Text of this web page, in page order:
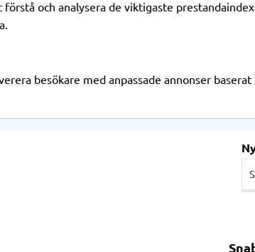
förstå och analysera de viktigaste
besökare med anpassade annonser